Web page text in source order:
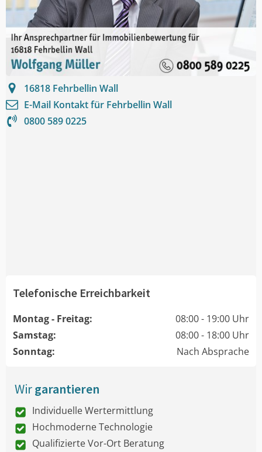
16818 Fehrbellin Wall
E-Mail Kontakt für Fehrbellin Wall
0800 589 0225
Telefonische Erreichbarkeit
Montag - Freitag:
08:00 - 19:00 Uhr
Samstag:
08:00 - 18:00 Uhr
Sonntag:
Nach Absprache
Wirgarantieren
Individuelle Wertermittlung
Hochmoderne Technologie
Qualifizierte Vor-Ort Beratung